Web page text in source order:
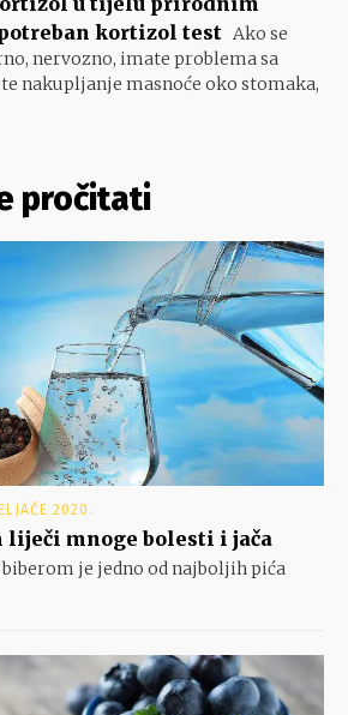
kortizol test Ako se
nervozno, imate problema sa
nakupljanje masnoće oko stomaka,
pročitati
2020.
liječi mnoge bolesti i jača
biberom je jedno od najboljih pića